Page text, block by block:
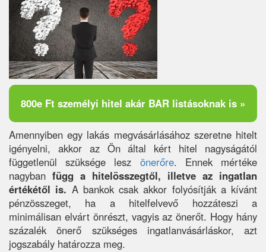
800e Ft személyi hitel akár BAR listásoknak is »
Amennyiben egy lakás megvásárlásához szeretne hitelt
igényelni, akkor az Ön által kért hitel nagyságától
függetlenül szüksége lesz önerőre. Ennek mértéke
nagyban függ a hitelösszegtől, illetve az ingatlan
értékétől is. A bankok csak akkor folyósítják a kívánt
pénzösszeget, ha a hitelfelvevő hozzáteszi a
minimálisan elvárt önrészt, vagyis az önerőt. Hogy hány
százalék önerő szükséges ingatlanvásárláskor, azt
jogszabály határozza meg.